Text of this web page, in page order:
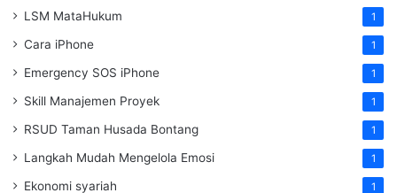
LSM MataHukum 1
Cara iPhone 1
Emergency SOS iPhone 1
Skill Manajemen Proyek 1
RSUD Taman Husada Bontang 1
Langkah Mudah Mengelola Emosi 1
Ekonomi syariah 1